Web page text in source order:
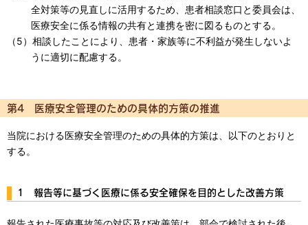
全対策等の見直しに活用するため、患者相談窓口と委員会は、
医療安全に係る情報の共有と連携を密に図るものとする。
（5）相談したことにより、患者・家族等に不利益が発生しないよ
うに適切に配慮する。
第4 医療安全管理のための具体的方策の推進
当院における医療安全管理のための具体的方策は、以下のとおりと
する。
1 報告等に基づく医療に係る安全確保を目的とした改善方策